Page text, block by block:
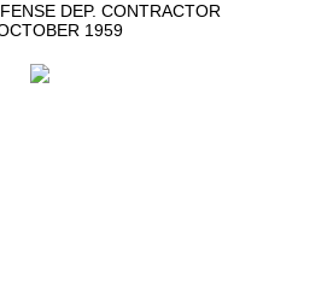
DEP. CONTRACTOR
1959